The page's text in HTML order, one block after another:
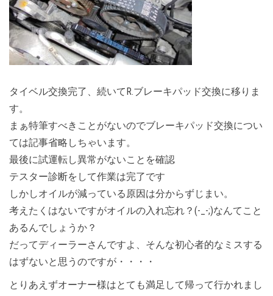
タイベル交換完了、続いてR.ブレーキパッド交換に移りま
す。
まぁ特筆すべきことがないのでブレーキパッド交換につい
ては記事省略しちゃいます。
最後に試運転し異常がないことを確認
テスター診断をして作業は完了です
しかしオイルが減っている原因は分からずじまい。
考えたくはないですがオイルの入れ忘れ？(-_-;)なんてこと
あるんでしょうか？
だってディーラーさんですよ、そんな初心者的なミスする
はずないと思うのですが・・・・
とりあえずオーナー様はとても満足して帰って行かれまし